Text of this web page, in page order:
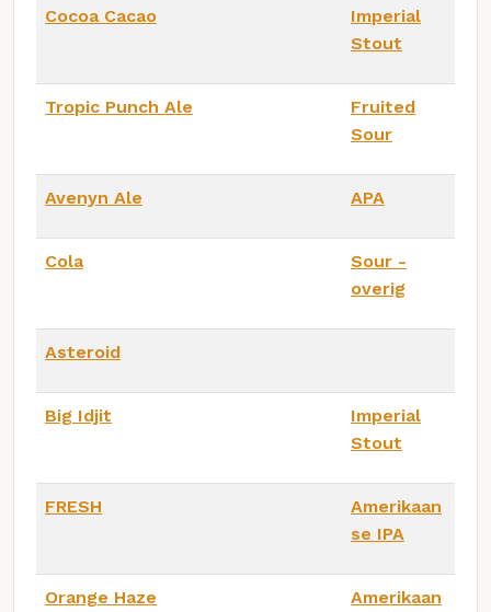
Cocoa Cacao
Imperial
Stout
Tropic Punch Ale
Fruited
Sour
Avenyn Ale APA
Cola
Sour -
overig
Asteroid
Big Idjit
Imperial
Stout
FRESH
Amerikaan
se IPA
Orange Haze
Amerikaan